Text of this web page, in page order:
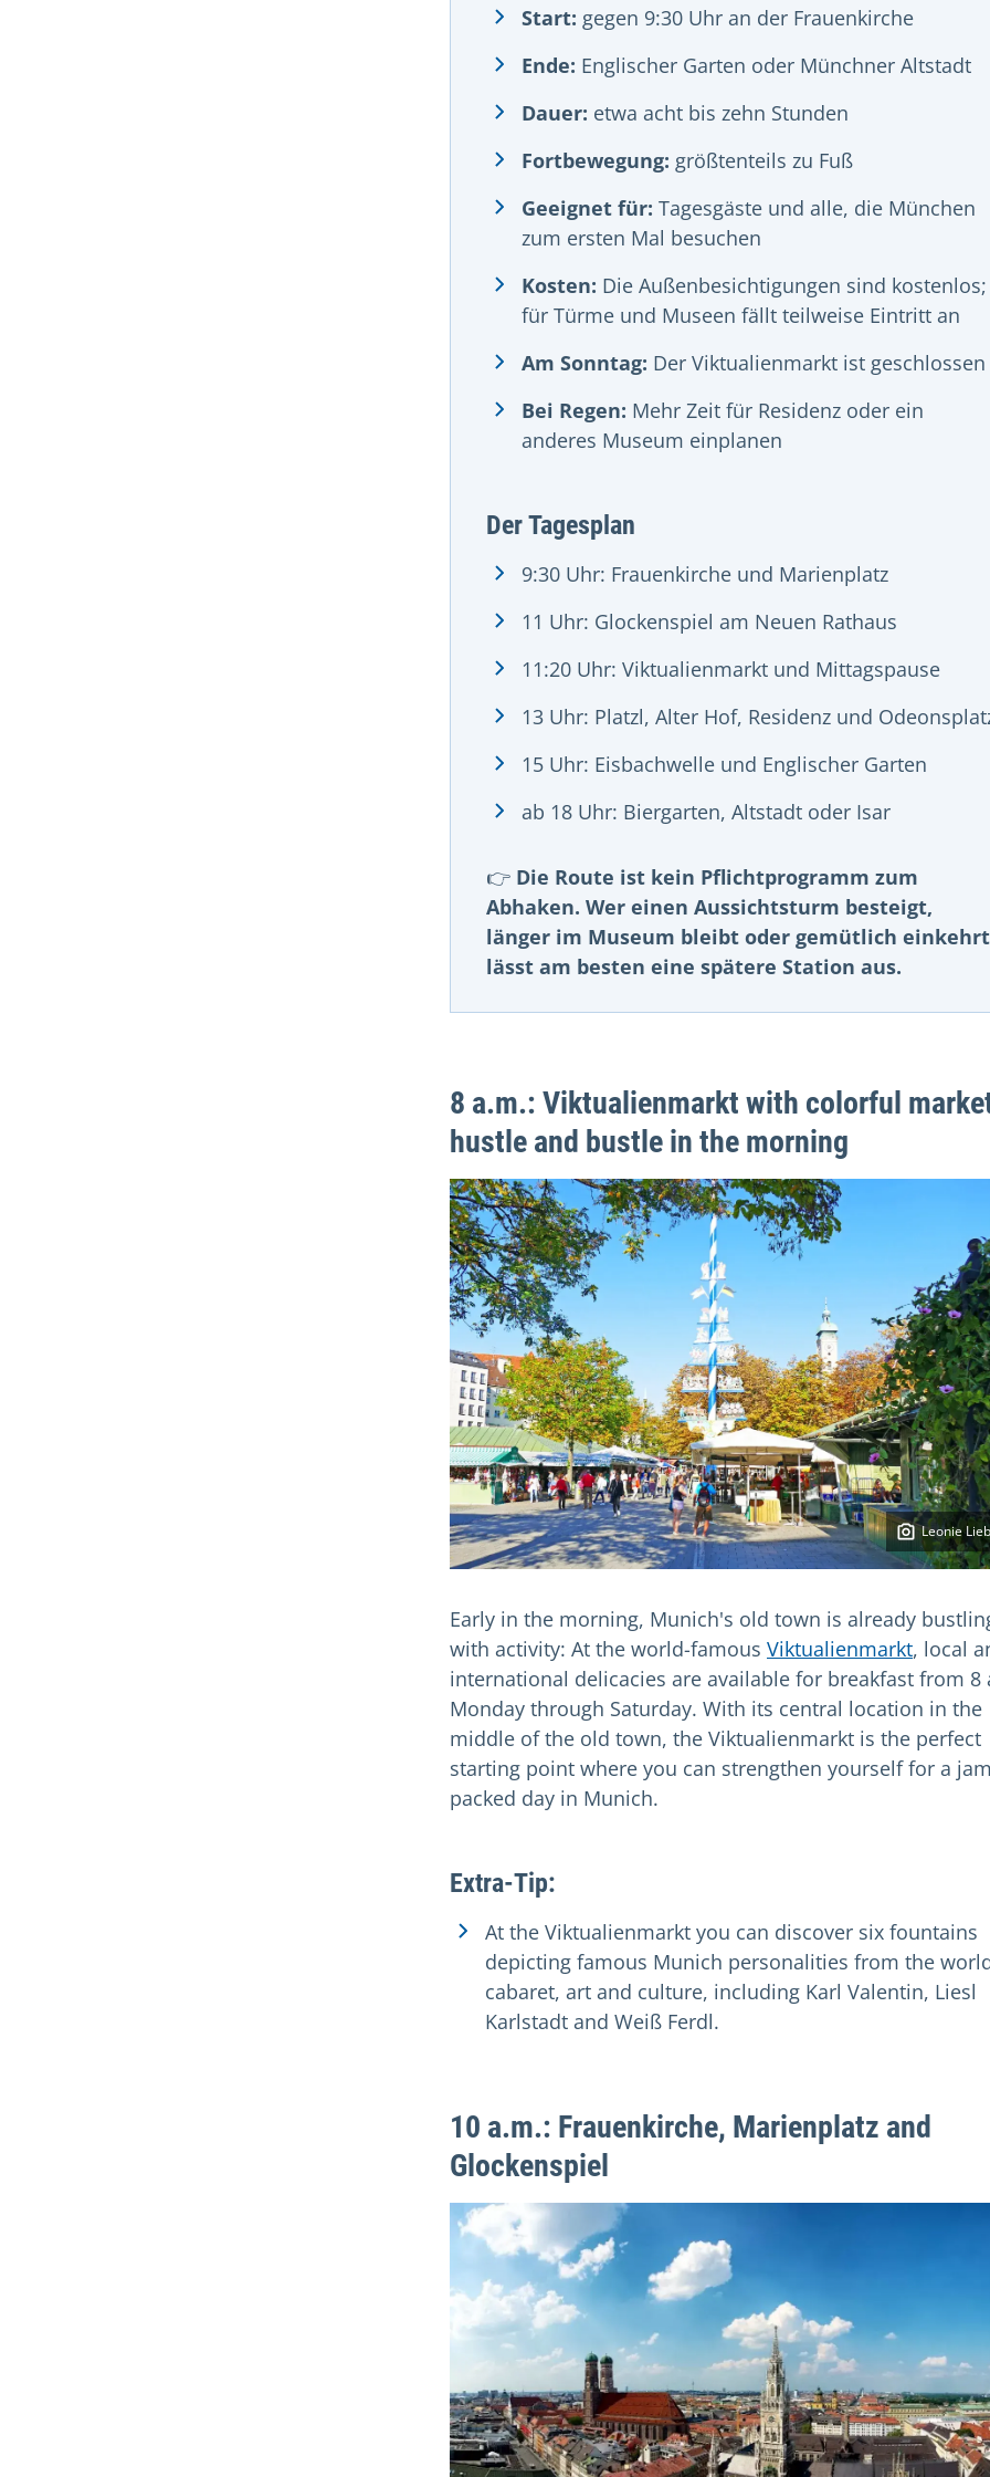
Start: gegen 9:30 Uhr an der Frauenkirche
Ende: Englischer Garten oder Münchner Altstadt
Dauer: etwa acht bis zehn Stunden
Fortbewegung: größtenteils zu Fuß
Geeignet für: Tagesgäste und alle, die München
zum ersten Mal besuchen
Kosten: Die Außenbesichtigungen sind kostenlos;
für Türme und Museen fällt teilweise Eintritt an
Am Sonntag: Der Viktualienmarkt ist geschlossen
Bei Regen: Mehr Zeit für Residenz oder ein
anderes Museum einplanen
Der Tagesplan
9:30 Uhr: Frauenkirche und Marienplatz
11 Uhr: Glockenspiel am Neuen Rathaus
11:20 Uhr: Viktualienmarkt und Mittagspause
13 Uhr: Platzl, Alter Hof, Residenz und
15 Uhr: Eisbachwelle und Englischer Garten
ab 18 Uhr: Biergarten, Altstadt oder Isar
👉 Die Route ist kein Pflichtprogramm zum
Abhaken. Wer einen Aussichtsturm besteigt,
länger im Museum bleibt oder gemütlich
lässt am besten eine spätere Station aus.
8 a.m.: Viktualienmarkt with colorful
hustle and bustle in the morning
Leonie
Early in the morning, Munich's old town is already
with activity: At the world-famous Viktualienmarkt, local
international delicacies are available for breakfast from 8
Monday through Saturday. With its central location in the
middle of the old town, the Viktualienmarkt is the perfect
starting point where you can strengthen yourself for a
packed day in Munich.
Extra-Tip:
At the Viktualienmarkt you can discover six fountains
depicting famous Munich personalities from the
cabaret, art and culture, including Karl Valentin, Liesl
Karlstadt and Weiß Ferdl.
10 a.m.: Frauenkirche, Marienplatz and
Glockenspiel